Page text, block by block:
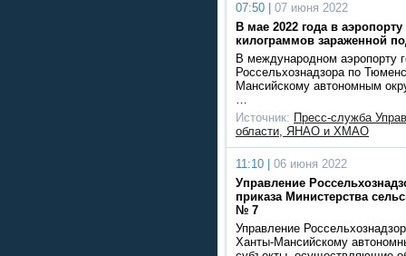
07:50 |
07 июня 2022
В мае 2022 года в
килограммов зараженной
В международном аэропорту
Россельхознадзора по
Мансийскому автономным
…
Источник: Пресс-служба
области, ЯНАО и ХМАО
11:10 |
06 июня 2022
Управление
приказа Министерства
№ 7
Управление
Ханты-Мансийскому